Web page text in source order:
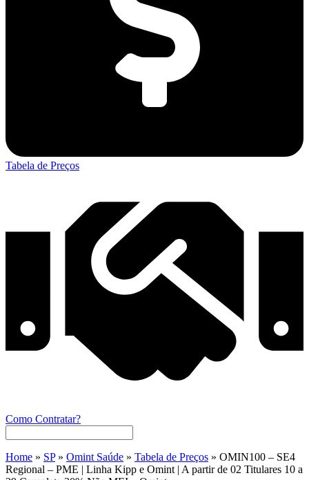
Tabela de Preços
Como Contratar?
Home » SP» Omint Saúde » Tabela de Preços » OMIN100 – SE4
Regional – PME | Linha Kipp e Omint | A partir de 02 Titulares 10 a